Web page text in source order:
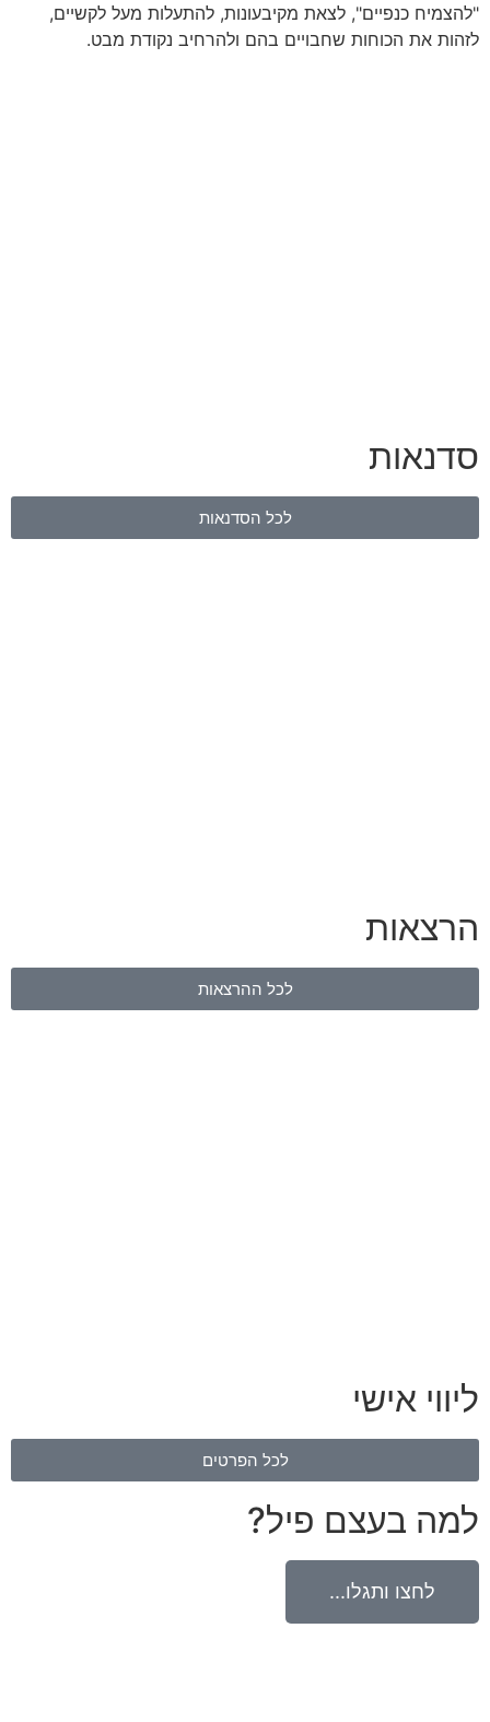
"להצמיח כנפיים", לצאת מקיבעונות, להתעלות מעל לקשיים,
לזהות את הכוחות שחבויים בהם ולהרחיב נקודת מבט.
סדנאות
לכל הסדנאות
הרצאות
לכל ההרצאות
ליווי אישי
לכל הפרטים
למה בעצם פיל?
לחצו ותגלו...